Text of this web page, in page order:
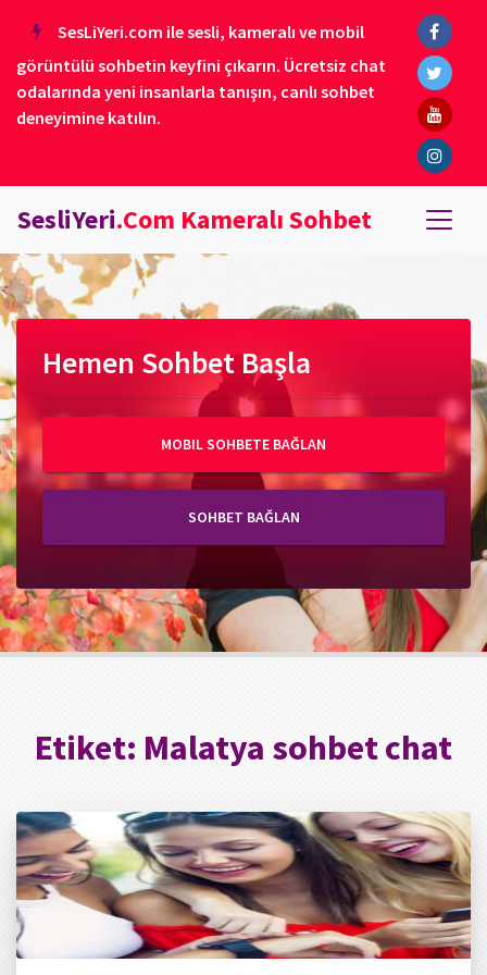
SesLiYeri.com ile sesli, kameralı ve mobil
görüntülü sohbetin keyfini çıkarın. Ücretsiz chat
odalarında yeni insanlarla tanışın, canlı sohbet
deneyimine katılın.
SesliYeri.Com Kameralı Sohbet
Hemen Sohbet Başla
MOBIL SOHBETE BAĞLAN
SOHBET BAĞLAN
Etiket: Malatya sohbet chat